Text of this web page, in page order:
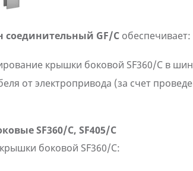
соединительный GF/C обеспечивает:
крышки боковой SF360/C в
от электропривода (за счет
SF360/C, SF405/C
боковой SF360/C: